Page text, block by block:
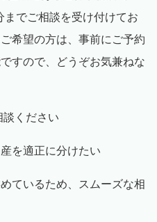
までご相談を受け付けてお
希望の方は、事前にご予約
すので、どうぞお気兼ねな
談ください
を適正に分けたい
ているため、スムーズな相